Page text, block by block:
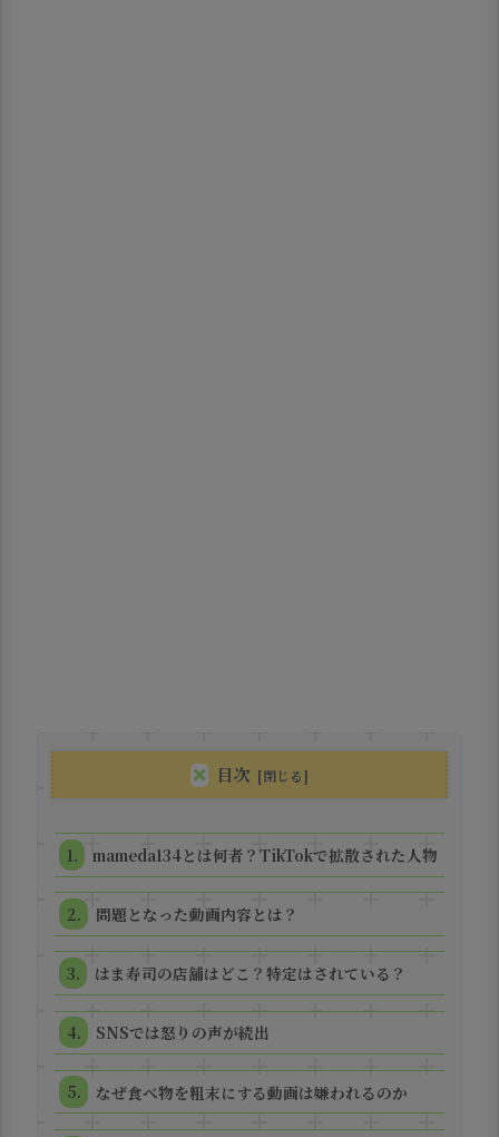
目次
mameda134とは何者？TikTokで拡散された人物
問題となった動画内容とは？
はま寿司の店舗はどこ？特定はされている？
SNSでは怒りの声が続出
なぜ食べ物を粗末にする動画は嫌われるのか